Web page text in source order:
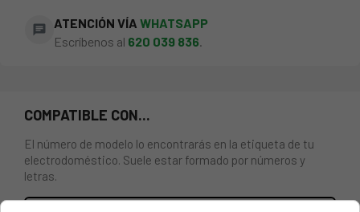
chat ATENCIÓN VÍA WHATSAPP
Escríbenos al 620 039 836
COMPATIBLE CON...
El número de modelo lo encontrarás en la etiqueta de tu
electrodoméstico. Suele estar formado por números y
letras.